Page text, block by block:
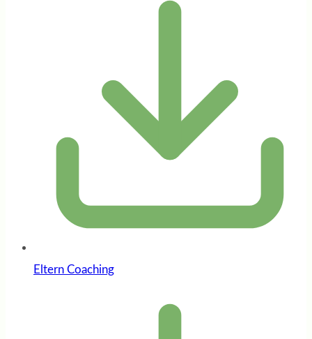
Eltern Coaching